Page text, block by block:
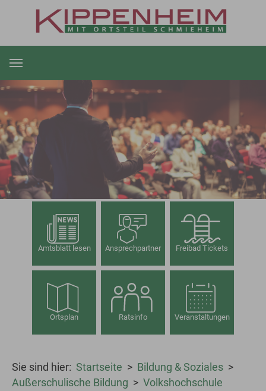
Zum Hauptinhalt springen
Amtsblatt lesen Ansprechpartner Freibad Tickets
Ortsplan Ratsinfo Veranstaltungen
Sie sind hier:
Startseite
Bildung & Soziales
Außerschulische Bildung
Volkshochschule